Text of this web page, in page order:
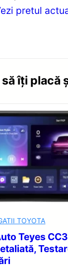
pretul
îți placă
TOYOTA
Teyes